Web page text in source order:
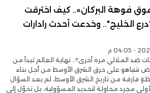
فوق فوهة البركان».. كيف اخترقت
الخليج".. وخدعت أحدث رادارات
ضد الملالي مرة أخرى؟.. نهاية العالم تبدأ من
على حرق الشرق الأوسط من أجل بناء
فارقة من تاريخ الشرق الأوسط، لم يعد السؤال
مجرد محاولة لتحديد المسؤولية، بل تحوّل إلى